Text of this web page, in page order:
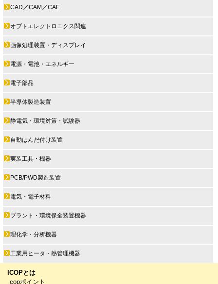
CAD／CAM／CAE
オプトエレクトロニクス関連
画像処理装置・ディスプレイ
電源・電池・エネルギー
電子部品
半導体製造装置
静電気・環境対策・試験器
自動はんだ付け装置
実装工具・機器
PCB/PWD製造装置
電気・電子材料
プラント・環境保全装置機器
理化学・分析機器
工業用ヒータ・熱管理機器
ICOPとは
copポイント